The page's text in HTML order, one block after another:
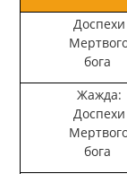
Доспехи
бога
Жажда:
Доспехи
бога